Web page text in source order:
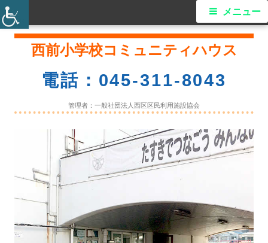
西前小学校コミュニティハウス
電話：045-311-8043
管理者：一般社団法人西区区民利用施設協会
メ
メニュー